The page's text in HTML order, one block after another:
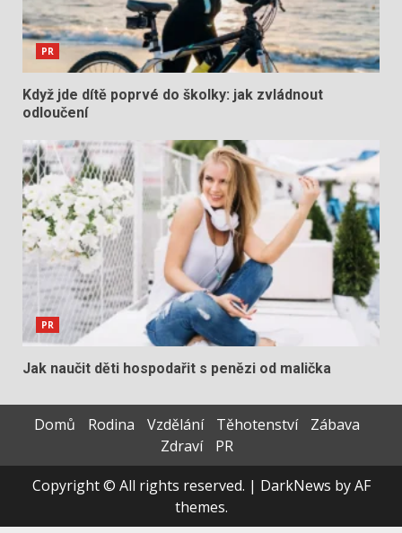
PR
Když jde dítě poprvé do školky: jak zvládnout
odloučení
PR
Jak naučit děti hospodařit s penězi od malička
Domů Rodina Vzdělání Těhotenství
Zábava
Zdraví
PR
Copyright © All rights reserved. | DarkNews by AF
themes.